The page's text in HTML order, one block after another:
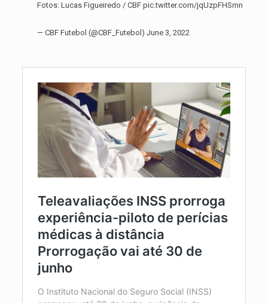
Fotos: Lucas Figueiredo / CBF pic.twitter.com/jqUzpFHSmn
— CBF Futebol (@CBF_Futebol) June 3, 2022